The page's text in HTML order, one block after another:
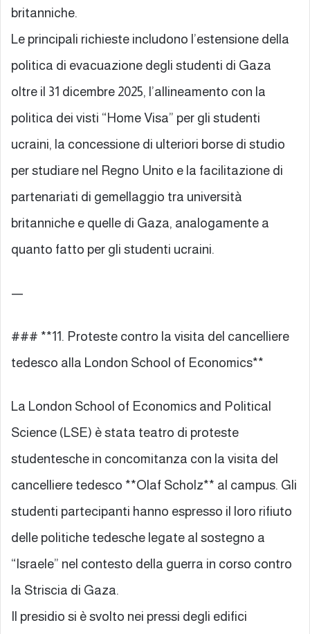
britanniche.
Le principali richieste includono l’estensione della
politica di evacuazione degli studenti di Gaza
oltre il 31 dicembre 2025, l’allineamento con la
politica dei visti “Home Visa” per gli studenti
ucraini, la concessione di ulteriori borse di studio
per studiare nel Regno Unito e la facilitazione di
partenariati di gemellaggio tra università
britanniche e quelle di Gaza, analogamente a
quanto fatto per gli studenti ucraini.
—
### **11. Proteste contro la visita del cancelliere
tedesco alla London School of Economics**
La London School of Economics and Political
Science (LSE) è stata teatro di proteste
studentesche in concomitanza con la visita del
cancelliere tedesco **Olaf Scholz** al campus. Gli
studenti partecipanti hanno espresso il loro rifiuto
delle politiche tedesche legate al sostegno a
“Israele” nel contesto della guerra in corso contro
la Striscia di Gaza.
Il presidio si è svolto nei pressi degli edifici